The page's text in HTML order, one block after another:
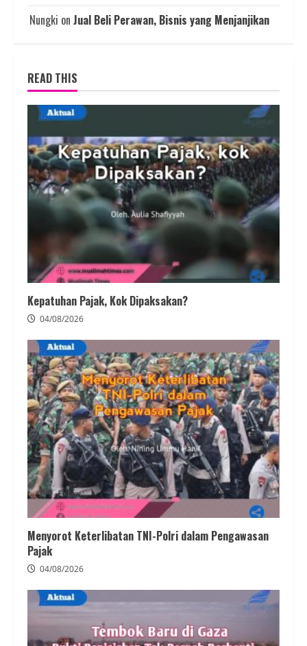
Nungki on Jual Beli Perawan, Bisnis yang Menjanjikan
READ THIS
Kepatuhan Pajak, Kok Dipaksakan?
04/08/2026
Menyorot Keterlibatan TNI-Polri dalam Pengawasan
Pajak
04/08/2026